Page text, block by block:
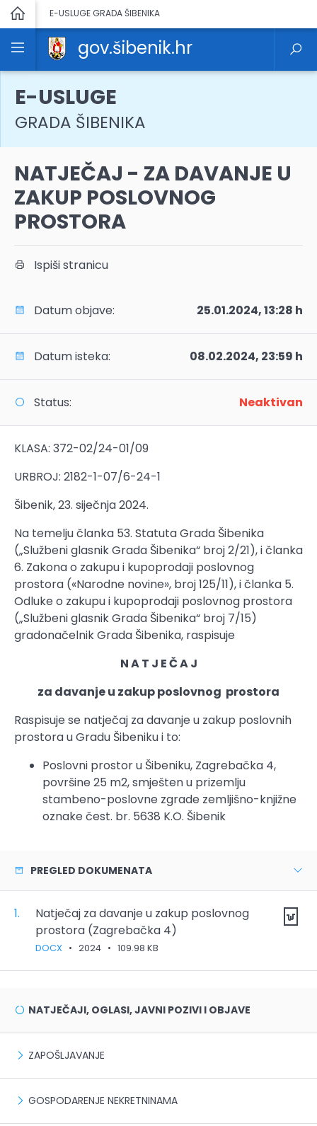
E-USLUGE GRADA ŠIBENIKA
gov.šibenik.hr
E-USLUGE
GRADA ŠIBENIKA
NATJEČAJ - ZA DAVANJE U
ZAKUP POSLOVNOG
PROSTORA
Ispiši stranicu
Datum objave: 25.01.2024, 13:28 h
Datum isteka: 08.02.2024, 23:59 h
Status: Neaktivan
KLASA: 372-02/24-01/09
URBROJ: 2182-1-07/6-24-1
Šibenik, 23. siječnja 2024.
Na temelju članka 53. Statuta Grada Šibenika
(„Službeni glasnik Grada Šibenika“ broj 2/21), i članka
6. Zakona o zakupu i kupoprodaji poslovnog
prostora («Narodne novine», broj 125/11), i članka 5.
Odluke o zakupu i kupoprodaji poslovnog prostora
(„Službeni glasnik Grada Šibenika“ broj 7/15)
gradonačelnik Grada Šibenika, raspisuje
N A T J E Č A J
za davanje u zakup poslovnog prostora
Raspisuje se natječaj za davanje u zakup poslovnih
prostora u Gradu Šibeniku i to:
Poslovni prostor u Šibeniku, Zagrebačka 4,
površine 25 m2, smješten u prizemlju
stambeno-poslovne zgrade zemljišno-knjižne
oznake čest. br. 5638 K.O. Šibenik
PREGLED DOKUMENATA
1.
Natječaj za davanje u zakup poslovnog
prostora (Zagrebačka 4)
DOCX • 2024 • 109.98 KB
NATJEČAJI, OGLASI, JAVNI POZIVI I OBJAVE
ZAPOŠLJAVANJE
GOSPODARENJE NEKRETNINAMA